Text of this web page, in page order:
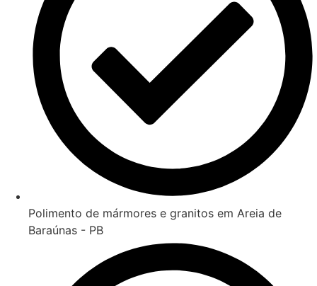
Polimento de mármores e granitos em Areia de
Baraúnas - PB